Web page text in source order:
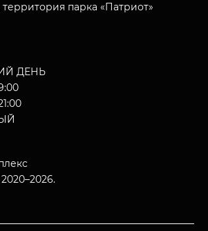
парка «Патриот»
ДЕНЬ